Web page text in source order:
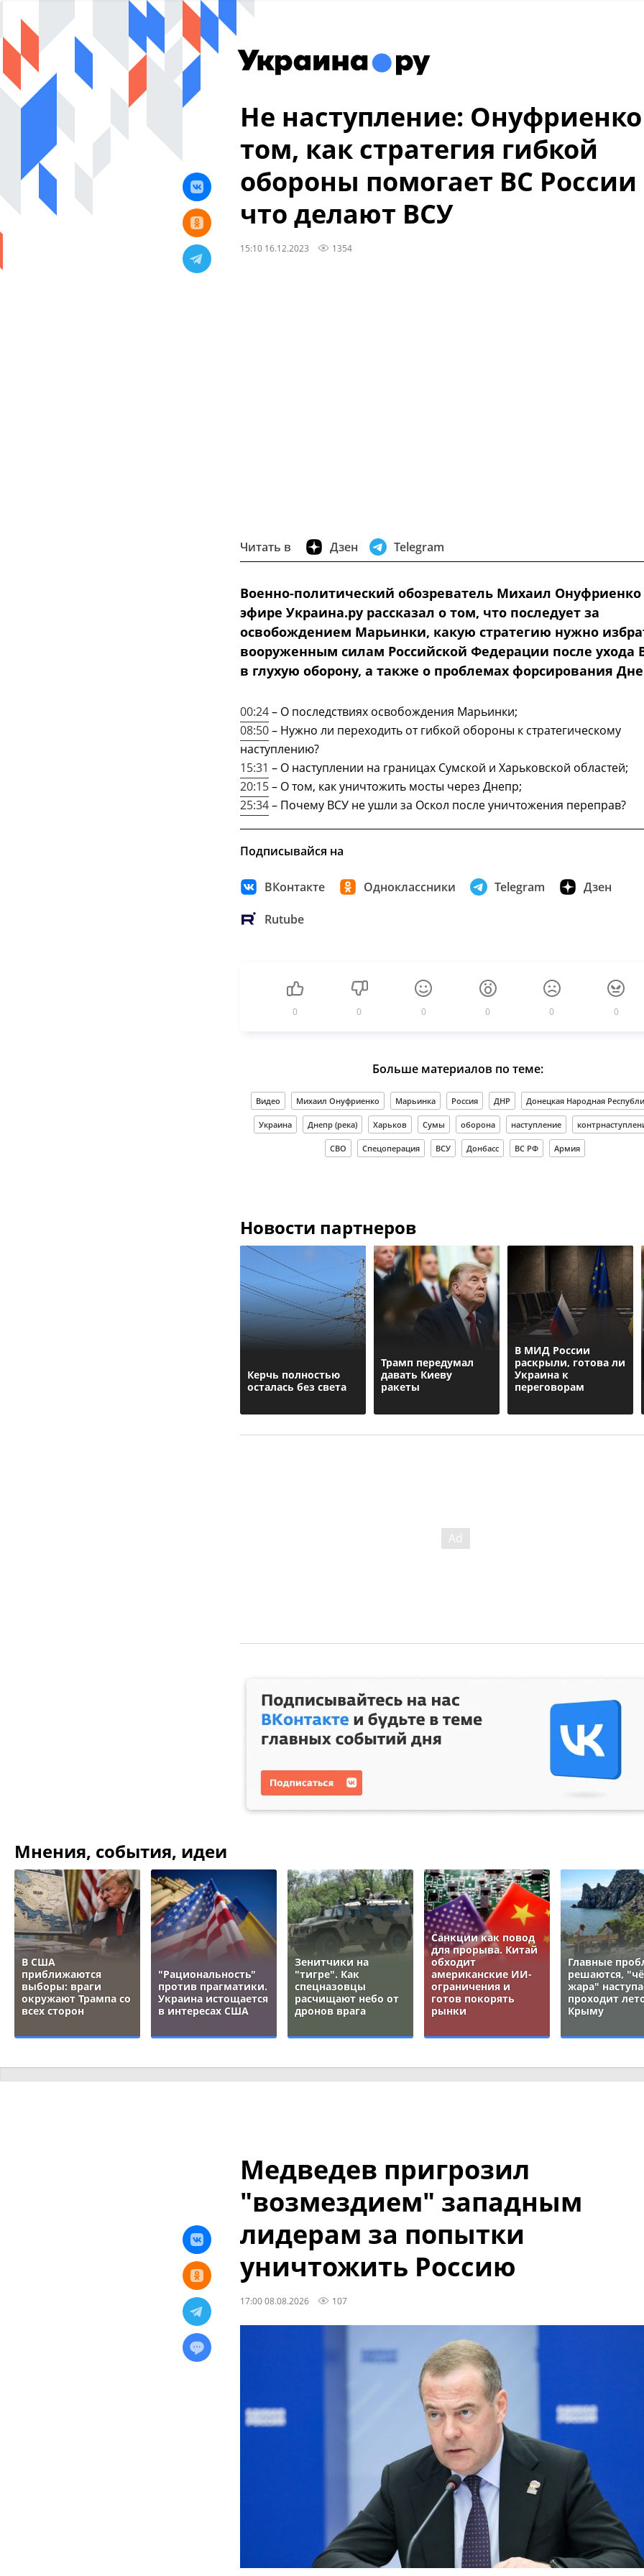
Не наступление:
том, как стратегия гибкой
обороны помогает ВС России
что делают ВСУ
15:10 16.12.2023 1354
Читать в Дзен Telegram
Военно-политический обозреватель Михаил Онуфриенко
эфире Украина.ру рассказал о том, что последует за
освобождением Марьинки, какую стратегию нужно
вооруженным силам Российской Федерации после ухода
в глухую оборону, а также о проблемах форсирования
00:24– О последствиях освобождения Марьинки;
08:50– Нужно ли переходить от гибкой обороны к стратегическому
наступлению?
15:31 – О наступлении на границах Сумской и Харьковской областей;
20:15– О том, как уничтожить мосты через Днепр;
25:34– Почему ВСУ не ушли за Оскол после уничтожения переправ?
Подписывайся на
ВКонтакте Одноклассники Telegram Дзен
Rutube
0 0 0 0 0 0
Больше материалов по теме:
Видео Михаил Онуфриенко Марьинка Россия ДНР Донецкая Народная
Украина Днепр (река) Харьков Сумы оборона наступление
СВО Спецоперация ВСУ Донбасс ВС РФ Армия
Новости партнеров
Керчь полностью
осталась без света
Трамп передумал
давать Киеву
ракеты
В МИД России
раскрыли, готова ли
Украина к
переговорам
Мнения, события, идеи
В США
приближаются
выборы: враги
окружают Трампа со
всех сторон
"Рациональность"
против прагматики.
Украина истощается
в интересах США
Зенитчики на
"тигре". Как
спецназовцы
расчищают небо от
дронов врага
Санкции как повод
для прорыва. Китай
обходит
американские ИИ-
ограничения и
готов покорять
рынки
Главные
решаются,
жара"
проходит
Крыму
Медведев пригрозил
"возмездием" западным
лидерам за попытки
уничтожить Россию
17:00 08.08.2026 107